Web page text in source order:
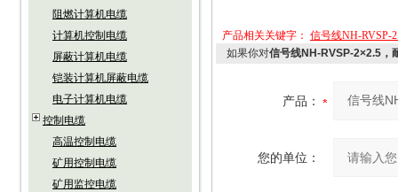
阻燃计算机电缆
计算机控制电缆
屏蔽计算机电缆
铠装计算机屏蔽电缆
电子计算机电缆
控制电缆
高温控制电缆
矿用控制电缆
矿用监控电缆
产品相关关键字： 信号线NH-RVSP-
如果你对信号线NH-RVSP-2×2.5，
产品：
您的单位：